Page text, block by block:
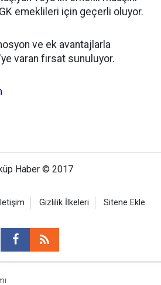
emeklileri için geçerli oluyor.
ve ek avantajlarla
varan fırsat sunuluyor.
Haber © 2017
Gizlilik İlkeleri Sitene Ekle